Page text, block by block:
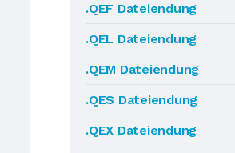
.QEF Dateiendung
.QEL Dateiendung
.QEM Dateiendung
.QES Dateiendung
.QEX Dateiendung